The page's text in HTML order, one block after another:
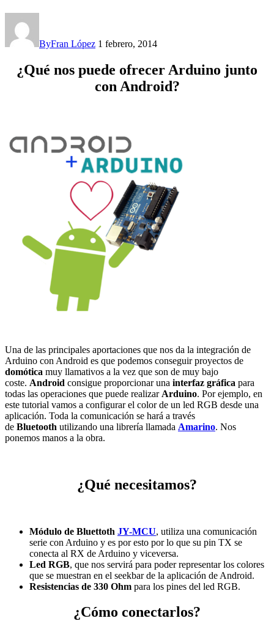
ByFran López 1 febrero, 2014
¿Qué nos puede ofrecer Arduino junto
con Android?
Una de las principales aportaciones que nos da la integración de
Arduino con Android es que podemos conseguir proyectos de
domótica muy llamativos a la vez que son de muy bajo
coste. Android consigue proporcionar una interfaz gráfica para
todas las operaciones que puede realizar Arduino. Por ejemplo, en
este tutorial vamos a configurar el color de un led RGB desde una
aplicación. Toda la comunicación se hará a través
de Bluetooth utilizando una librería llamada Amarino. Nos
ponemos manos a la obra.
¿Qué necesitamos?
Módulo de Bluettoth JY-MCU, utiliza una comunicación
serie con Arduino y es por esto por lo que su pin TX se
conecta al RX de Arduino y viceversa.
Led RGB, que nos servirá para poder representar los colores
que se muestran en el seekbar de la aplicación de Android.
Resistencias de 330 Ohm para los pines del led RGB.
¿Cómo conectarlos?